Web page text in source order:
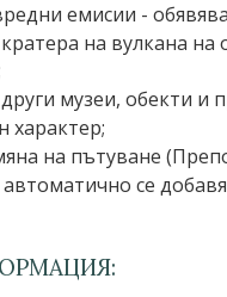
емисии -
на вулкана на
музеи, обекти
характер;
на пътуване
автоматично се